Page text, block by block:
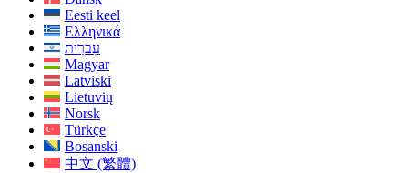
Eesti keel
Ελληνικά
עִברִית
Magyar
Latviski
Lietuvių
Norsk
Türkçe
Bosanski
中文 (繁體)